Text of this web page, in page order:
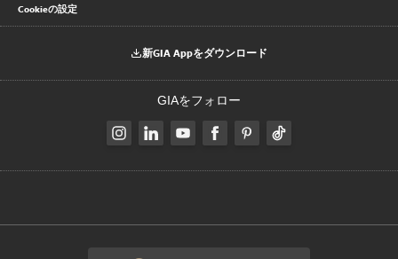
Cookieの設定
新GIA Appをダウンロード
GIAをフォロー